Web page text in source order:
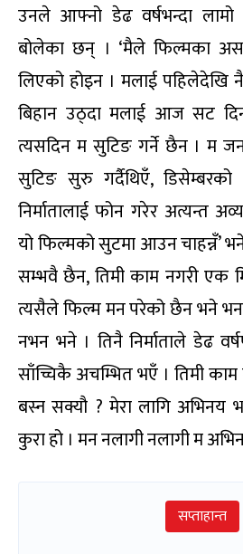
उनले आफ्नो डेढ वर्षभन्दा लामो
बोलेका छन् । ‘मैले फिल्मका
लिएको होइन । मलाई पहिलेदेखि
बिहान उठ्दा मलाई आज सट
त्यसदिन म सुटिङ गर्ने छैन । म
सुटिङ सुरु गर्दैथिएँ,
निर्मातालाई फोन गरेर अत्यन्त
यो फिल्मको सुटमा आउन चाहन्नँ’
सम्भवै छैन, तिमी काम नगरी एक
त्यसैले फिल्म मन परेको छैन भने भन
नभन भने । तिनै निर्माताले डेढ
साँच्चिकै अचम्भित भएँ । तिमी
बस्न सक्यौ ? मेरा लागि अभिनय
कुरा हो । मन नलागी नलागी म
सप्ताहान्त